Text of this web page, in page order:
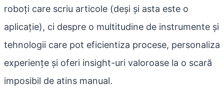
roboți care scriu articole (deși și asta este o
aplicație), ci despre o multitudine de instrumente și
tehnologii care pot eficientiza procese, personaliza
experiențe și oferi insight-uri valoroase la o scară
imposibil de atins manual.